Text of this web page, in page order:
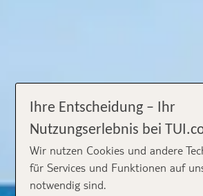
Ihre Entscheidung – Ihr
Nutzungserlebnis bei
Wir nutzen Cookies und andere
für Services und Funktionen auf
notwendig sind.